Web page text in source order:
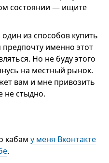
состоянии — ищите
из способов купить
именно этот
Но не буду этого
на местный рынок.
вам и мне привозить
не стыдно.
кабам у меня Вконтакте
.